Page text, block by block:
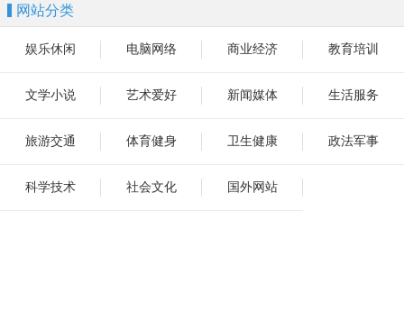
网站分类
娱乐休闲 电脑网络 商业经济 教育培训
文学小说 艺术爱好 新闻媒体 生活服务
旅游交通 体育健身 卫生健康 政法军事
科学技术 社会文化 国外网站